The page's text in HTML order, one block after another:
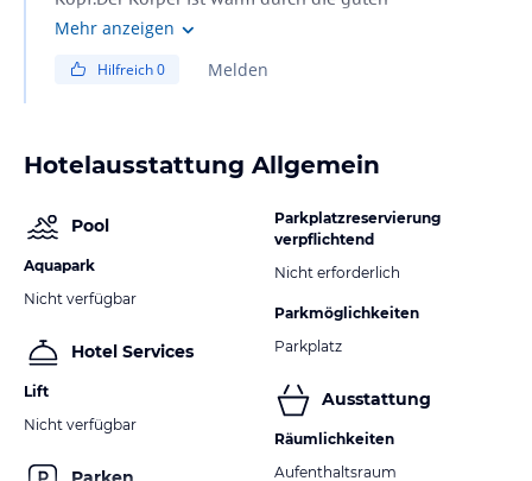
Schlafsäcke.Also wir hatten einen Schlafanzug an,
haben NICHT gefroren (Enkel 10 jahre auch nicht).man
hatten -7 Grad und alles war gut! Handtücher,Duschbad
Man ist dort 1 Nacht alleine-Ein bissel nervig war die
Klimanlage,aber ok, sonst Super!Viel Spass.P.S. Die
Eiswelten kann man dann dort (Halle)ganz alleine
betrachten...Liebe Grüsse
Mehr anzeigen
Hilfreich0 Melden
Hotelausstattung Allgemein
Pool
Aquapark
Nicht verfügbar
Hotel Services
Lift
Nicht verfügbar
Parkplatzreservierung
verpflichtend
Nicht erforderlich
Parkmöglichkeiten
Parkplatz
Ausstattung
Räumlichkeiten
Aufenthaltsraum